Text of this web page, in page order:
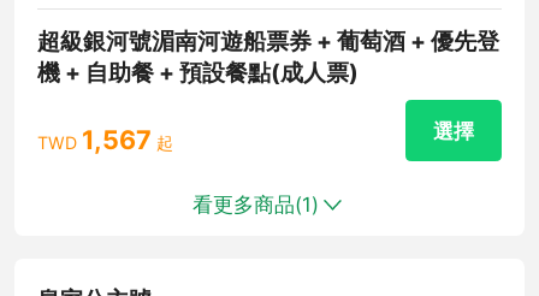
超級銀河號湄南河遊船票券 + 葡萄酒 + 優先登
機 + 自助餐 + 預設餐點(成人票)
TWD 1,567 起
選擇
看更多商品(1)